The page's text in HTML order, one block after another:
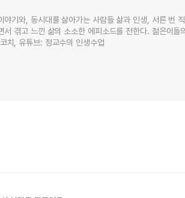
야기와, 동시대를 살아가는 사람들 삶과 인생, 서른 번
서 겪고 느낀 삶의 소소한 에피소드를 전한다. 젊은이들
치, 유튜브: 정교수의 인생수업